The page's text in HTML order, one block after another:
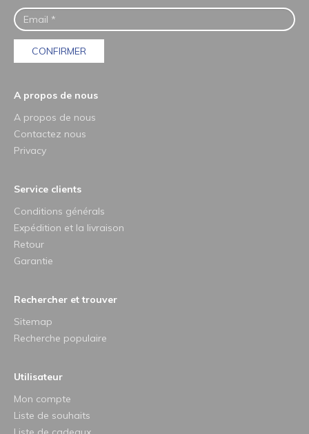
CONFIRMER
A propos de nous
A propos de nous
Contactez nous
Privacy
Service clients
Conditions générals
Expédition et la livraison
Retour
Garantie
Rechercher et trouver
Sitemap
Recherche populaire
Utilisateur
Mon compte
Liste de souhaits